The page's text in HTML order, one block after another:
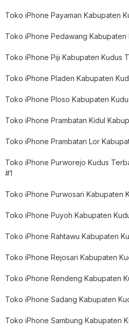
Toko iPhone Payaman Kabupaten
Toko iPhone Pedawang Kabupaten
Toko iPhone Piji Kabupaten Kudus
Toko iPhone Pladen Kabupaten
Toko iPhone Ploso Kabupaten
Toko iPhone Prambatan Kidul
Toko iPhone Prambatan Lor
Toko iPhone Purworejo Kudus
#1
Toko iPhone Purwosari Kabupaten
Toko iPhone Puyoh Kabupaten
Toko iPhone Rahtawu Kabupaten
Toko iPhone Rejosari Kabupaten
Toko iPhone Rendeng Kabupaten
Toko iPhone Sadang Kabupaten
Toko iPhone Sambung Kabupaten